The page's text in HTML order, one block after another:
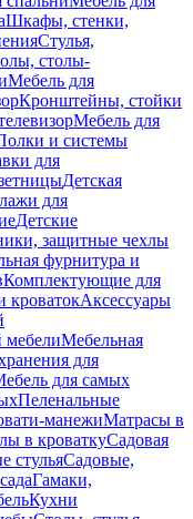
Шкафы, стенки,
Стулья,
столы-
Мебель для
Кронштейны, стойки
Мебель для
и системы
для
Детская
для
Детские
защитные чехлы
фурнитура и
Комплектующие для
кроватокАксессуары
мебелиМебельная
для
для самых
Пеленальные
манежиМатрасы в
в кроваткуСадовая
стульяСадовые,
Гамаки,
Кухни